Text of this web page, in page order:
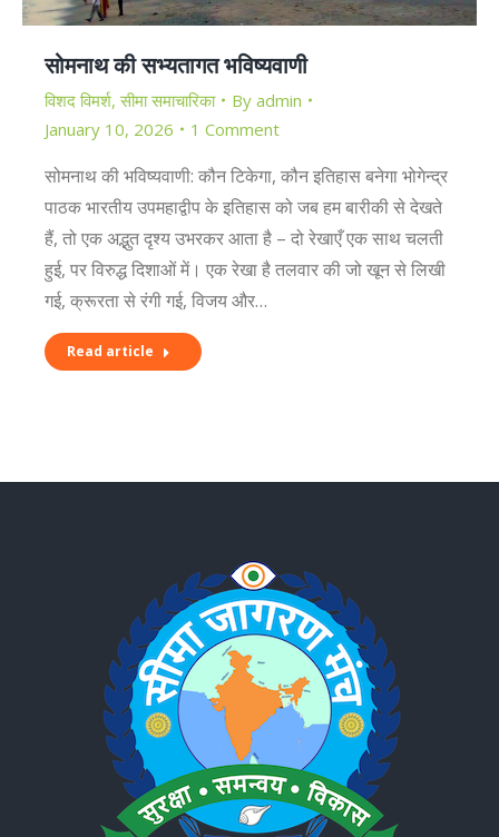
सोमनाथ की सभ्यतागत भविष्यवाणी
विशद विमर्श,सीमा समाचारिका By admin
January 10, 2026
1 Comment
सोमनाथ की भविष्यवाणी: कौन टिकेगा, कौन इतिहास बनेगा भोगेन्द्र
पाठक भारतीय उपमहाद्वीप के इतिहास को जब हम बारीकी से देखते
हैं, तो एक अद्भुत दृश्य उभरकर आता है – दो रेखाएँ एक साथ चलती
हुई, पर विरुद्ध दिशाओं में। एक रेखा है तलवार की जो खून से लिखी
गई, क्रूरता से रंगी गई, विजय और…
Read article